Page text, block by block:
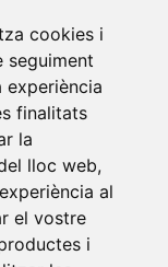
cookies i
seguiment
experiència
finalitats
la
lloc web,
al
el vostre
i
d'Alacant
Autònoma de
•Universitat
de Girona •
Universitat
Jaume I